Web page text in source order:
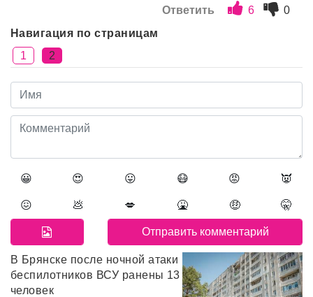
Ответить 6
0
Навигация по страницам
1
2
😀 😍 😛 😷 😡 👿
😖 💩 💋 🤮 🤑 🤫
В Брянске после ночной атаки
беспилотников ВСУ ранены 13
человек